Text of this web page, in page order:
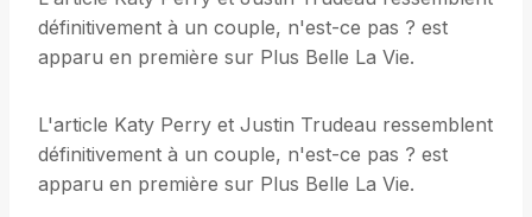
définitivement à un couple, n'est-ce pas ? est
apparu en première sur Plus Belle La Vie.
L'article Katy Perry et Justin Trudeau ressemblent
définitivement à un couple, n'est-ce pas ? est
apparu en première sur Plus Belle La Vie.